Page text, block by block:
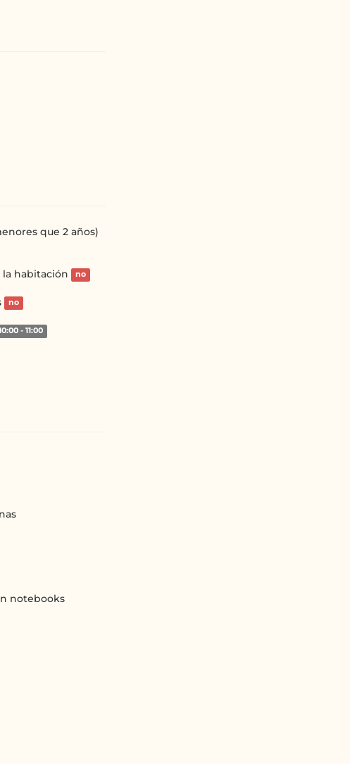
que 2 años)
habitación no
no
- 11:00
notebooks